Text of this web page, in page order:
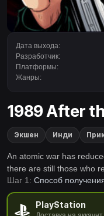
Дата выхода:
Разработчик:
Платформы:
Жанры:
1989 After
Экшен Инди
An atomic war has
there are still those who
even in this chaos. Use
your way through this
in pure 80s arcade style.
Шаг 1: Способ
PlayStation